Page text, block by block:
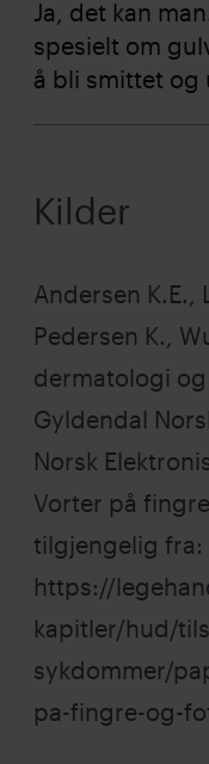
Ja, det kan
spesielt om
å bli smittet og
Kilder
Andersen K.E.,
Pedersen K.,
dermatologi
Gyldendal
Norsk
Vorter på
tilgjengelig fra:
https://
kapitler/hud/
sykdommer/
pa-fingre-og-